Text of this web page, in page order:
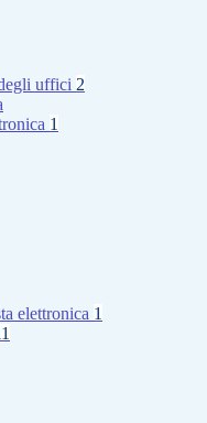
uffici 2
1
elettronica 1